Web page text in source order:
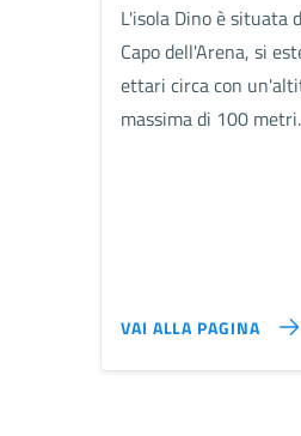
L'isola Dino è situata
Capo dell'Arena, si
ettari circa con
massima di 100 metri.
VAI ALLA PAGINA